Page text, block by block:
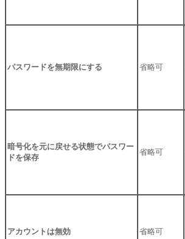
パスワードを無期限にする 省略可
暗号化を元に戻せる状態でパスワー
ドを保存
省略可
アカウントは無効 省略可